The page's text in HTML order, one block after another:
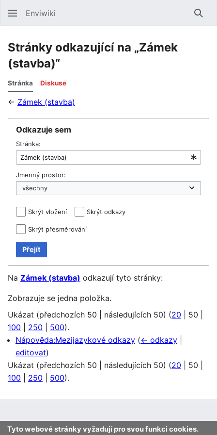
Enviwiki
Stránky odkazující na „Zámek
(stavba)“
Stránka Diskuse
← Zámek (stavba)
Odkazuje sem
Stránka:
Jmenný prostor:
Skrýt vložení Skrýt odkazy
Skrýt přesměrování
Přejít
Na Zámek (stavba) odkazují tyto stránky:
Zobrazuje se jedna položka.
Ukázat (předchozích 50 následujících 50) (20 50
100
250 500).
Nápověda:Mezijazykové odkazy (← odkazy
editovat)
Ukázat (předchozích 50 následujících 50) (20 50
100
250 500).
Tyto webové stránky vyžadují pro svou funkci cookies.